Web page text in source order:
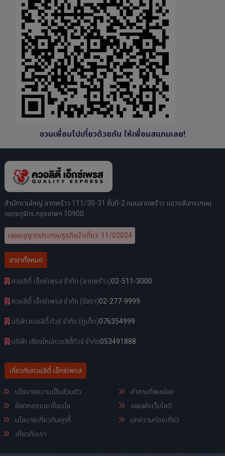
ชวนเพื่อนไปเที่ยวด้วยกัน ให้เพื่อนสแกนเลย!
สำนักงานใหญ่ ลาดพร้าว 111/30-31 ชั้นที่-2 ถนนลาดพร้าว แขวงจันทรเกษม
เขตจตุจักร กรุงเทพฯ 10900
เลขอนุญาตประกอบธุรกิจนำเที่ยว: 11/02024
สาขาทั้งหมด
ควอลิตี้ เอ็กซ์เพรส จำกัด (ลาดพร้าว)02-511-3000
ควอลิตี้ เอ็กซ์เพรส จำกัด (รัชดา)02-277-9999
บริษัท ควอลิตี้ ทัวร์ จำกัด (ภูเก็ต)076354999
บริษัท เชียงใหม่ควอลิตี้ทัวร์ จำกัด053491888
เกี่ยวกับควอลิตี้ เอ็กซ์เพรส
นโยบายความเป็นส่วนตัว
ข้อตกลงและเงื่อนไข
นโยบายเกี่ยวกับคุกกี้
เกี่ยวกับเรา
คำถามที่พบบ่อย
แผนผังเว็บไซต์
บทความท่องเที่ยว